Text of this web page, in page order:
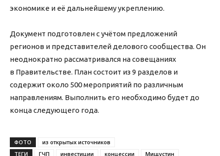
экономике и её дальнейшему укреплению.
Документ подготовлен с учётом предложений
регионов и представителей делового сообщества. Он
неоднократно рассматривался на совещаниях
в Правительстве. План состоит из 9 разделов и
содержит около 500 мероприятий по различным
направлениям. Выполнить его необходимо будет до
конца следующего года.
ФОТО
из открытых источников
ТЕГИ
ГЧП инвестиции концессии Мищустин